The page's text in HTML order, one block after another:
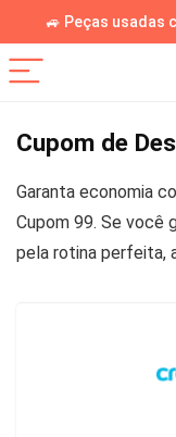
🚙 Peças usadas
Cupom de
Garanta economia
Cupom 99. Se você
pela rotina perfeita,